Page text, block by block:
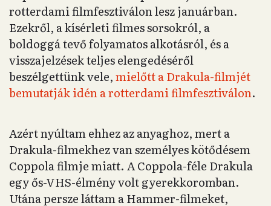
rotterdami filmfesztiválon lesz januárban.
Ezekről, a kísérleti filmes sorsokról, a
boldoggá tevő folyamatos alkotásról, és a
visszajelzések teljes elengedéséről
beszélgettünk vele,mielőtt a Drakula-filmjét
bemutatják idén a rotterdami filmfesztiválon.
Azért nyúltam ehhez az anyaghoz, mert a
Drakula-filmekhez van személyes kötődésem
Coppola filmje miatt. A Coppola-féle Drakula
egy ős-VHS-élmény volt gyerekkoromban.
Utána persze láttam a Hammer-filmeket,